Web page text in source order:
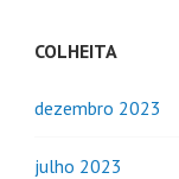
COLHEITA
dezembro 2023
julho 2023